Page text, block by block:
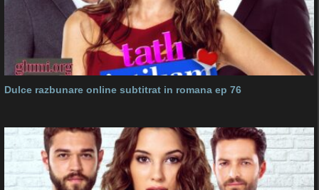
Dulce razbunare online subtitrat in romana ep 76